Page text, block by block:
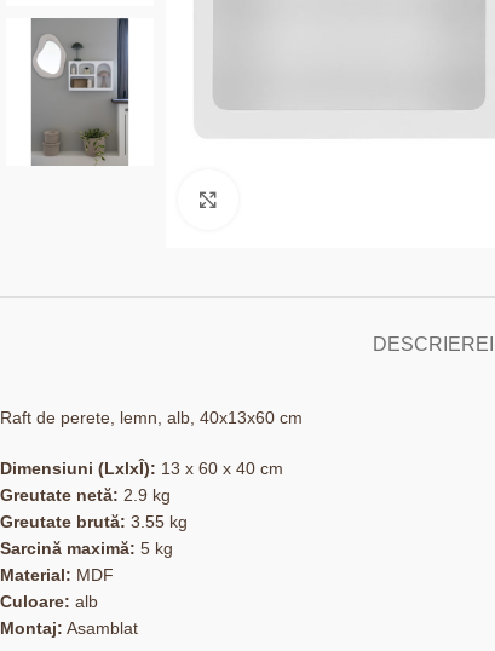
DESCRIERE
Raft de perete, lemn, alb, 40x13x60 cm
Dimensiuni (LxlxÎ): 13 x 60 x 40 cm
Greutate netă: 2.9 kg
Greutate brută: 3.55 kg
Sarcină maximă: 5 kg
Material: MDF
Culoare: alb
Montaj: Asamblat